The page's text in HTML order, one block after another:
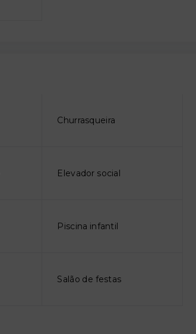
Churrasqueira
Elevador social
Piscina infantil
Salão de festas